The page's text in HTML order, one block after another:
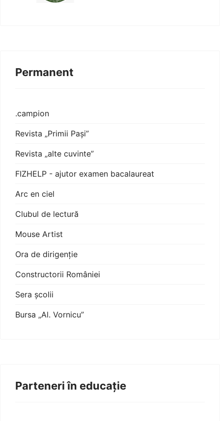
Permanent
.campion
Revista „Primii Pași”
Revista „alte cuvinte”
FIZHELP - ajutor examen bacalaureat
Arc en ciel
Clubul de lectură
Mouse Artist
Ora de dirigenție
Constructorii României
Sera școlii
Bursa „Al. Vornicu”
Parteneri în educație